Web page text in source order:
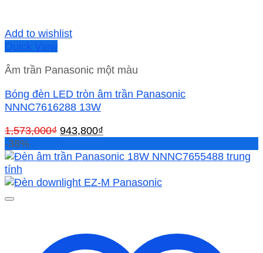
Add to wishlist
Quick View
Âm trần Panasonic một màu
Bóng đèn LED tròn âm trần Panasonic
NNNC7616288 13W
1,573,000₫ Giá
là:
943,800₫
tại
943,800₫.
-38%